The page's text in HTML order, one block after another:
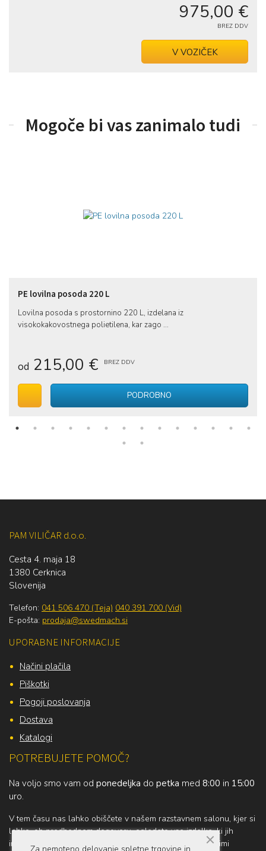
975,00 €
BREZ DDV
V VOZIČEK
Mogoče bi vas zanimalo tudi
PE lovilna posoda 220 L
Lovilna posoda s prostornino 220 L, izdelana iz
visokokakovostnega polietilena, kar zago ...
od 215,00 € BREZ DDV
PODROBNO
PAM VILIČAR d.o.o.
Cesta 4. maja 18
1380 Cerknica
Slovenija
Telefon: 041 506 470 (Teja) 040 391 700 (Vid)
E-pošta: prodaja@swedmach.si
UPORABNE INFORMACIJE
Načini plačila
Piškotki
Pogoji poslovanja
Dostava
Katalogi
POTREBUJETE POMOČ?
Na voljo smo vam od ponedeljka do petka med 8:00 in 15:00
uro.
V tem času nas lahko obiščete v našem razstavnem salonu, kjer si
lahko, ob predhodnem dogovoru, ogledate vse izdelke, ki jih
imamo na zalogi ali pa stopite v kontakt z našimi prodajnimi
Za nemoteno delovanje spletne trgovine in